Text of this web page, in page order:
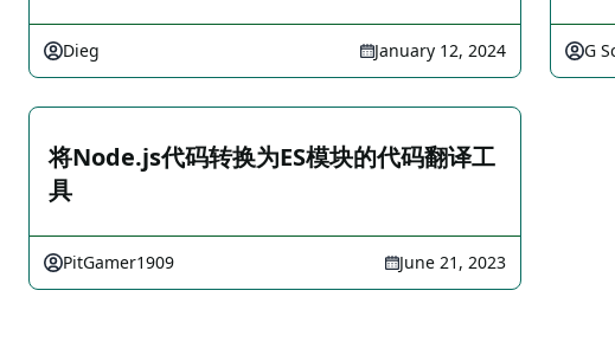
Dieg January 12, 2024 G
将Node.js代码转换为ES模块的代码翻译工
具
PitGamer1909 June 21, 2023